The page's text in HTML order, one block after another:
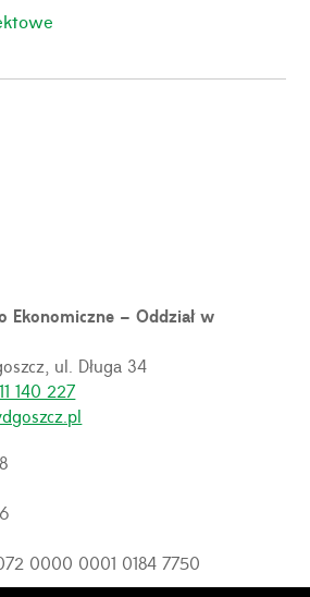
Ekonomiczne – Oddział w
ul. Długa 34
140 227
0000 0001 0184 7750